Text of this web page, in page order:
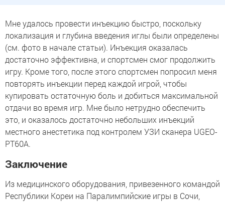
Мне удалось провести инъекцию быстро, поскольку
локализация и глубина введения иглы были определены
(см. фото в начале статьи). Инъекция оказалась
достаточно эффективна, и спортсмен смог продолжить
игру. Кроме того, после этого спортсмен попросил меня
повторять инъекции перед каждой игрой, чтобы
купировать остаточную боль и добиться максимальной
отдачи во время игр. Мне было нетрудно обеспечить
это, и оказалось достаточно небольших инъекций
местного анестетика под контролем УЗИ сканера UGEO-
PT60A.
Заключение
Из медицинского оборудования, привезенного командой
Республики Кореи на Паралимпийские игры в Сочи,